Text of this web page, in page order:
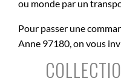
ou monde par un
Pour passer une
Anne 97180, on vous